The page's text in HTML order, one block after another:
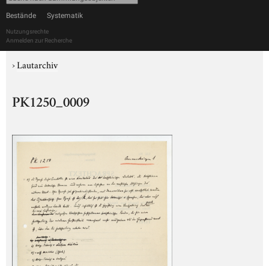
Bestände Systematik
Nutzungsrechte
Anmelden zur Recherche
›Lautarchiv
PK1250_0009